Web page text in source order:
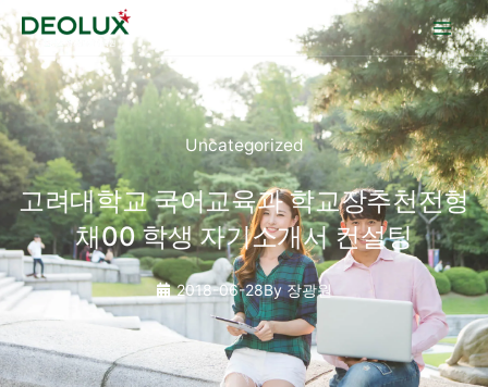
콘텐츠로
건너뛰기
Uncategorized
고려대학교 국어교육과 학교장추천전형
채00 학생 자기소개서 컨설팅
2018-06-28By장광원